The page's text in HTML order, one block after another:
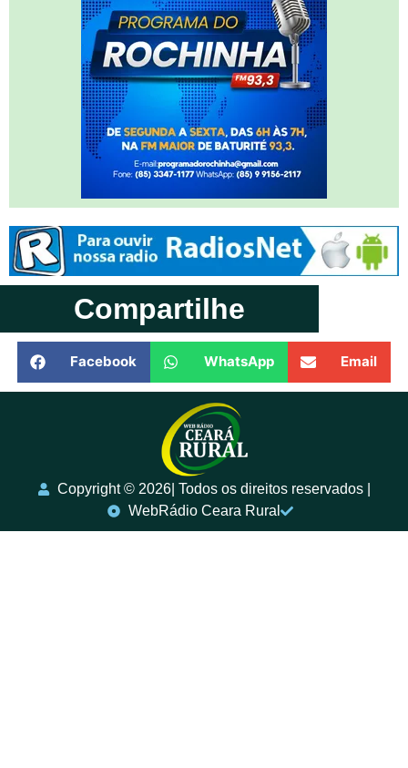
Compartilhe
Facebook WhatsApp Email
Copyright ©️ 2026| Todos os direitos reservados |
WebRádio Ceara Rural